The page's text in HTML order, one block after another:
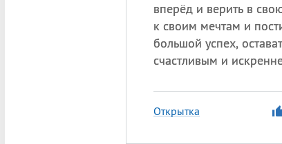
вперёд и верить в
к своим мечтам и
большой успех,
счастливым и
Открытка